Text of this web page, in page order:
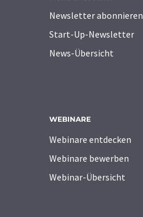
Newsletter abonnieren
Start-Up-Newsletter
News-Übersicht
WEBINARE
Webinare entdecken
Webinare bewerben
Webinar-Übersicht